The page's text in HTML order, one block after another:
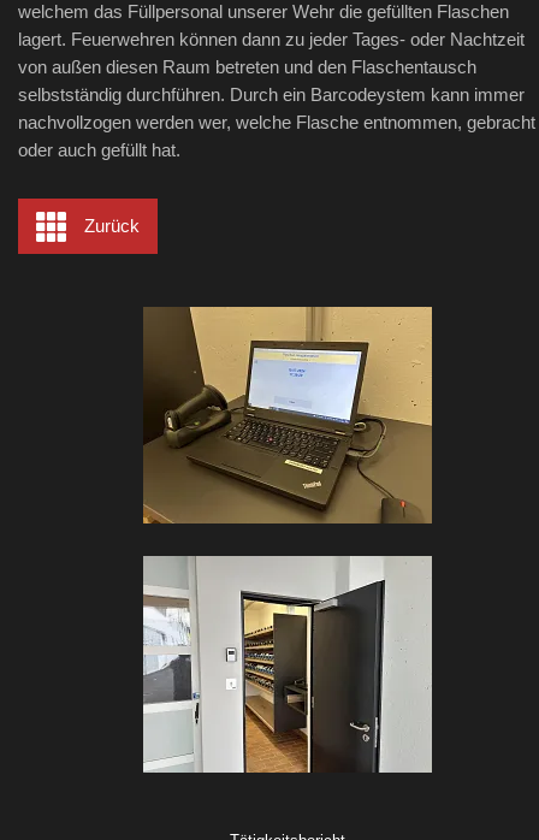
welchem das Füllpersonal unserer Wehr die gefüllten Flaschen
lagert. Feuerwehren können dann zu jeder Tages- oder Nachtzeit
von außen diesen Raum betreten und den Flaschentausch
selbstständig durchführen. Durch ein Barcodeystem kann immer
nachvollzogen werden wer, welche Flasche entnommen, gebracht
oder auch gefüllt hat.
Zurück